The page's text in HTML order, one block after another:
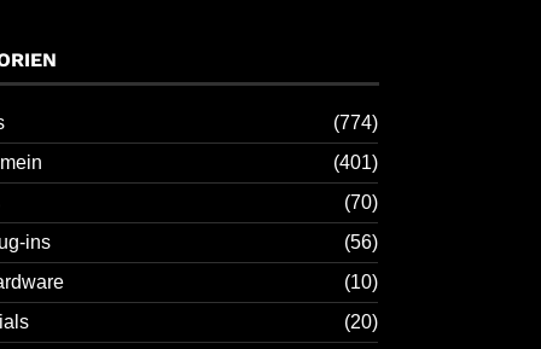
(774)
(401)
(70)
ins
(56)
(10)
(20)